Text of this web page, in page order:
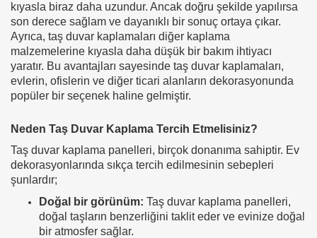
kıyasla biraz daha uzundur. Ancak doğru şekilde yapılırsa
son derece sağlam ve dayanıklı bir sonuç ortaya çıkar.
Ayrıca, taş duvar kaplamaları diğer kaplama
malzemelerine kıyasla daha düşük bir bakım ihtiyacı
yaratır. Bu avantajları sayesinde taş duvar kaplamaları,
evlerin, ofislerin ve diğer ticari alanların dekorasyonunda
popüler bir seçenek haline gelmiştir.
Neden Taş Duvar Kaplama Tercih Etmelisiniz?
Taş duvar kaplama panelleri, birçok donanıma sahiptir. Ev
dekorasyonlarında sıkça tercih edilmesinin sebepleri
şunlardır;
Doğal bir görünüm: Taş duvar kaplama panelleri,
doğal taşların benzerliğini taklit eder ve evinize doğal
bir atmosfer sağlar.